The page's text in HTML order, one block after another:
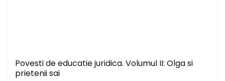
Povesti de educatie juridica. Volumul II: Olga si
prietenii sai